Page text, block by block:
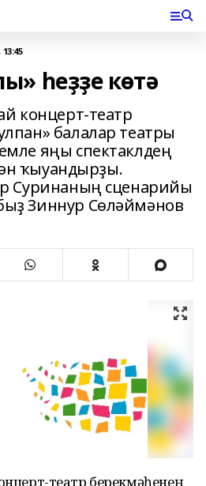
һеҙҙе көтә
концерт-театр
балалар театры
яңы спектаклдең
ҡыуандырҙы.
Суринаның сценарийы
Зиннур Сөләймәнов
театр берекмәһенең